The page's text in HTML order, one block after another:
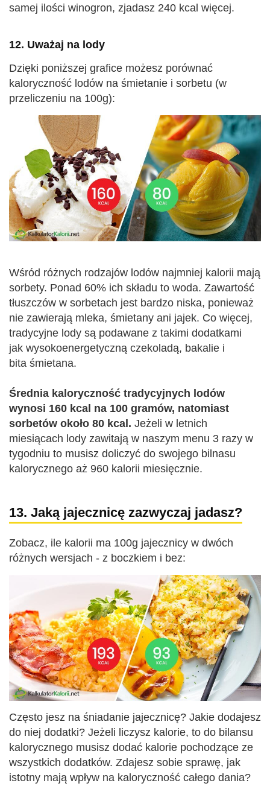
samej ilości winogron, zjadasz 240 kcal więcej.
12. Uważaj na lody
Dzięki poniższej grafice możesz porównać
kaloryczność lodów na śmietanie i sorbetu (w
przeliczeniu na 100g):
Wśród różnych rodzajów lodów najmniej kalorii mają
sorbety. Ponad 60% ich składu to woda. Zawartość
tłuszczów w sorbetach jest bardzo niska, ponieważ
nie zawierają mleka, śmietany ani jajek. Co więcej,
tradycyjne lody są podawane z takimi dodatkami
jak wysokoenergetyczną czekoladą, bakalie i
bita śmietana.
Średnia kaloryczność tradycyjnych lodów
wynosi 160 kcal na 100 gramów, natomiast
sorbetów około 80 kcal. Jeżeli w letnich
miesiącach lody zawitają w naszym menu 3 razy w
tygodniu to musisz doliczyć do swojego bilnasu
kalorycznego aż 960 kalorii miesięcznie.
13. Jaką jajecznicę zazwyczaj jadasz?
Zobacz, ile kalorii ma 100g jajecznicy w dwóch
różnych wersjach - z boczkiem i bez:
Często jesz na śniadanie jajecznicę? Jakie dodajesz
do niej dodatki? Jeżeli liczysz kalorie, to do bilansu
kalorycznego musisz dodać kalorie pochodzące ze
wszystkich dodatków. Zdajesz sobie sprawę, jak
istotny mają wpływ na kaloryczność całego dania?